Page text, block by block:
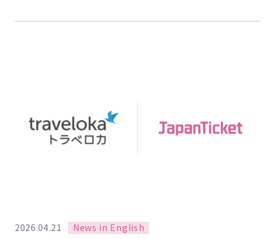
2026.04.21 News in English